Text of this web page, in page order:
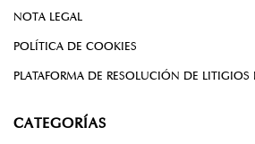
NOTA LEGAL
POLÍTICA DE COOKIES
PLATAFORMA DE RESOLUCIÓN DE LITIGIOS
CATEGORÍAS